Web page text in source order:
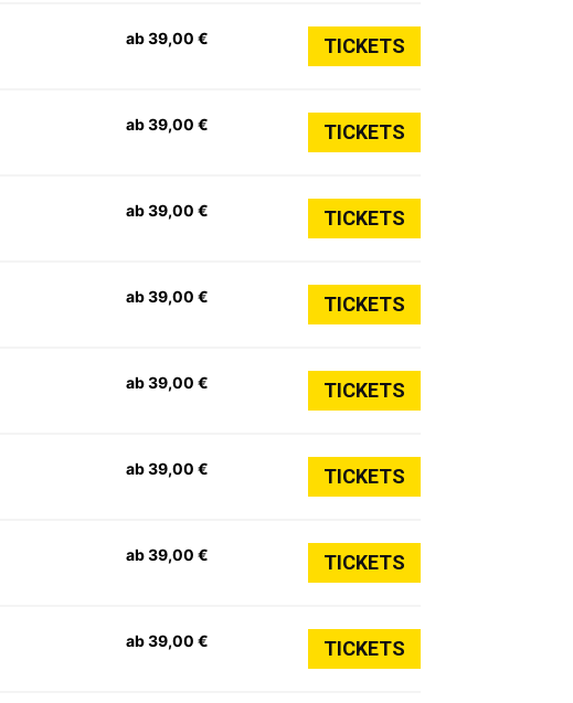
ab 39,00 € TICKETS
ab 39,00 € TICKETS
ab 39,00 € TICKETS
ab 39,00 € TICKETS
ab 39,00 € TICKETS
ab 39,00 € TICKETS
ab 39,00 € TICKETS
ab 39,00 € TICKETS